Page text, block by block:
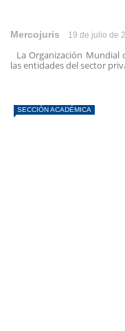
Mercojuris 19 de julio de
La Organización Mundial
las entidades del sector
SECCIÓN ACADÉMICA